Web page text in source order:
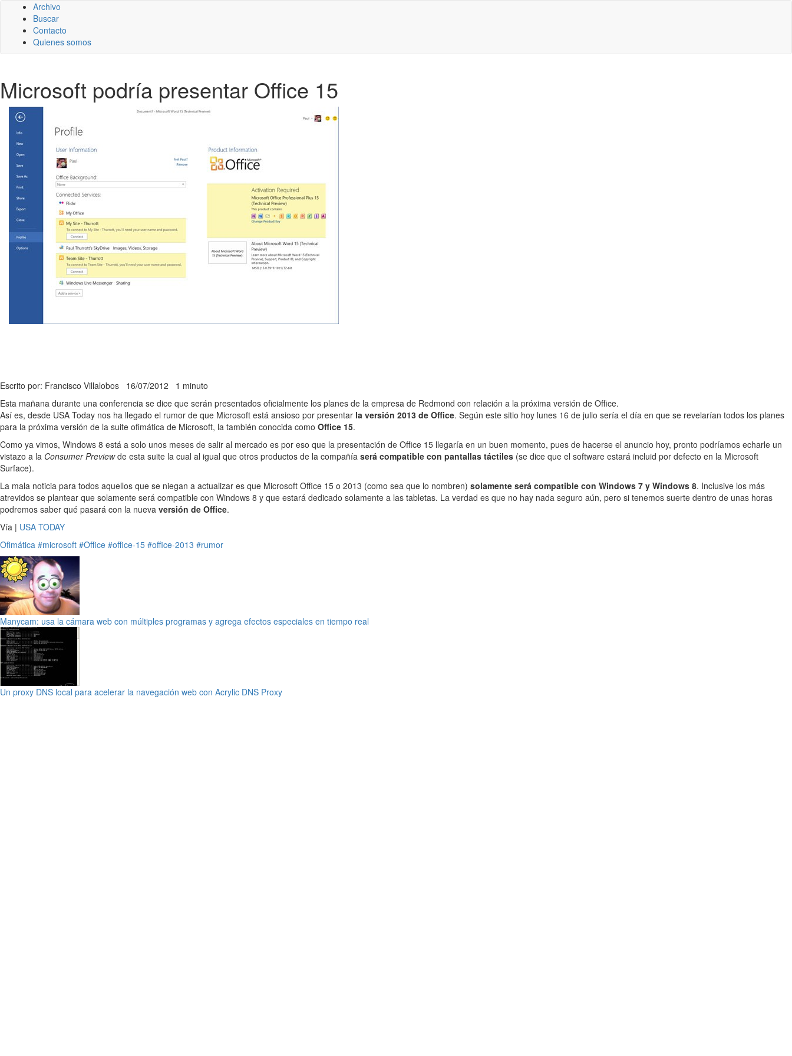
Archivo
Buscar
Contacto
Quienes somos
Microsoft podría presentar Office 15
Escrito por: Francisco Villalobos 16/07/2012 1 minuto
Esta mañana durante una conferencia se dice que serán presentados oficialmente los planes de la empresa de Redmond con relación a la próxima versión de Office.
Así es, desde USA Today nos ha llegado el rumor de que Microsoft está ansioso por presentar la versión 2013 de Office. Según este sitio hoy lunes 16 de julio sería el día en que se revelarían todos los planes
para la próxima versión de la suite ofimática de Microsoft, la también conocida como Office 15.
Como ya vimos, Windows 8 está a solo unos meses de salir al mercado es por eso que la presentación de Office 15 llegaría en un buen momento, pues de hacerse el anuncio hoy, pronto podríamos echarle un
vistazo a la Consumer Previewde esta suite la cual al igual que otros productos de la compañía será compatible con pantallas táctiles (se dice que el software estará incluid por defecto en la Microsoft
Surface).
La mala noticia para todos aquellos que se niegan a actualizar es que Microsoft Office 15 o 2013 (como sea que lo nombren) solamente será compatible con Windows 7 y Windows 8. Inclusive los más
atrevidos se plantear que solamente será compatible con Windows 8 y que estará dedicado solamente a las tabletas. La verdad es que no hay nada seguro aún, pero si tenemos suerte dentro de unas horas
podremos saber qué pasará con la nueva versión de Office.
Vía | USA TODAY
Ofimática #microsoft #Office #office-15 #office-2013 #rumor
Manycam: usa la cámara web con múltiples programas y agrega efectos especiales en tiempo real
Un proxy DNS local para acelerar la navegación web con Acrylic DNS Proxy